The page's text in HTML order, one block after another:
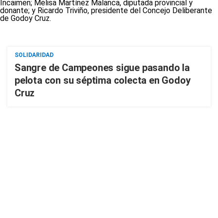
SOLIDARIDAD
Sangre de Campeones sigue pasando la
pelota con su séptima colecta en Godoy
Cruz